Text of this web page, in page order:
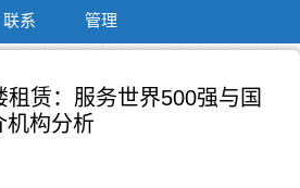
联系 管理
租赁：服务世界500强与国
机构分析